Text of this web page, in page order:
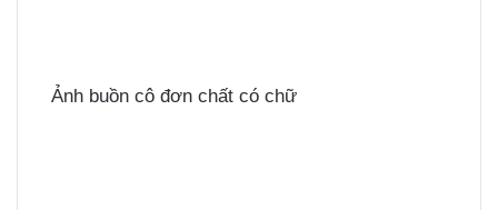
Ảnh buồn cô đơn chất có chữ